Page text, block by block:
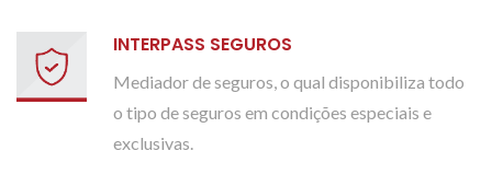
INTERPASS SEGUROS
Mediador de seguros, o qual disponibiliza todo
o tipo de seguros em condições especiais e
exclusivas.